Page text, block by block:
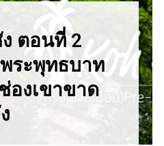
ง ตอนที่ 2
ระพุทธบาท
องเขาขาด